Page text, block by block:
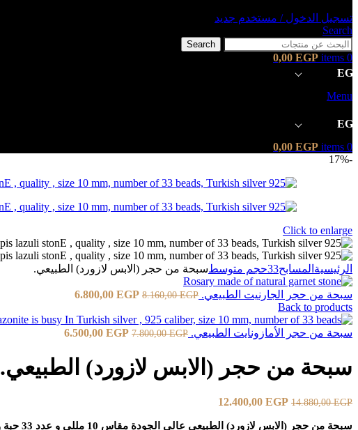
تسجيل الدخول / مستخدم جديد
Search
Search
0
items
0,00 EGP
Menu
0
items
0,00 EGP
-17%
Click to enlarge
الرئيسية المسابح33حجم متوسطسبحة من حجر (الابس لازورد) الطبيعي.
سبحة من حجر الجارنيت الطبيعي. 8.160,00EGP
6.800,00 EGP
Back to products
سبحة من حجر الأمازونايت الطبيعي. 7.800,00EGP
6.500,00 EGP
سبحة من حجر (الابس لازورد) الطبيعي.
14.880,00EGP
12.400,00 EGP
سبحة من حجر (الابس لازورد) الطبيعي عالي ‎الجودة مقاس 10 مللي و عدد 33 حبة و الفضه التركي عيار 925.